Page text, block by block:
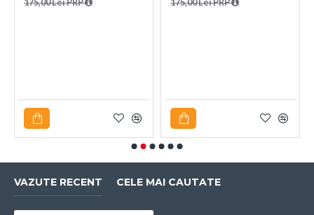
175,00 Lei PRP 175,00 Lei PRP
VAZUTE RECENT CELE MAI CAUTATE